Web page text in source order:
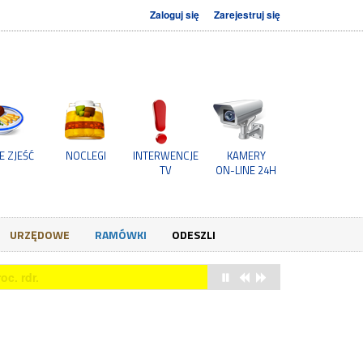
Zaloguj się Zarejestruj się
ZJEŚĆ NOCLEGI
INTERWENCJE
TV
KAMERY
ON-LINE 24H
URZĘDOWE RAMÓWKI ODESZLI